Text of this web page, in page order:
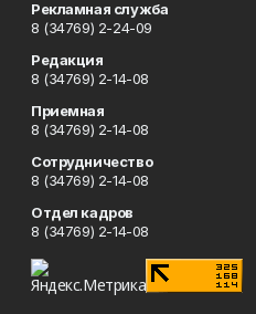
Рекламная служба
8 (34769) 2-24-09
Редакция
8 (34769) 2-14-08
Приемная
8 (34769) 2-14-08
Сотрудничество
8 (34769) 2-14-08
Отдел кадров
8 (34769) 2-14-08